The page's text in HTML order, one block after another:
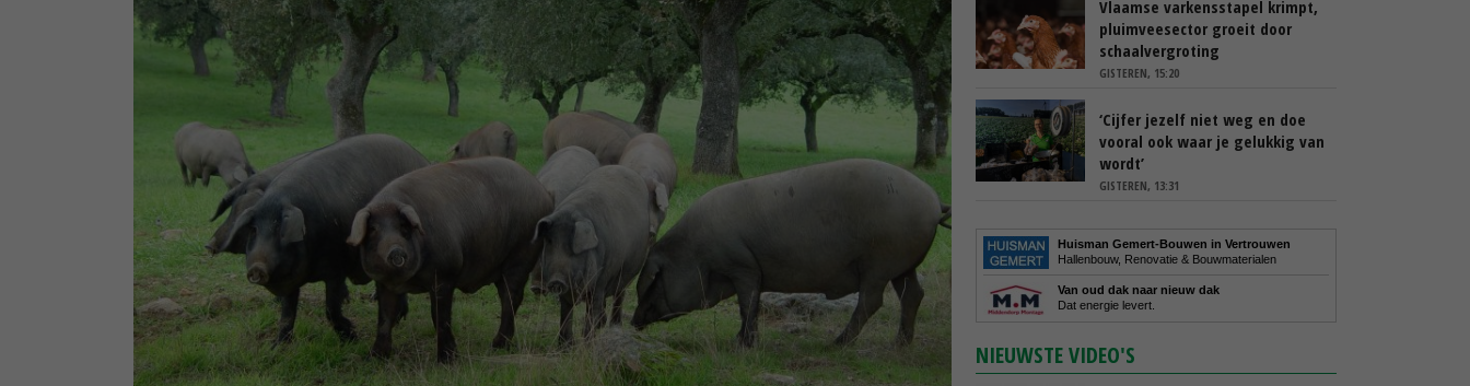
Vlaamse varkensstapel krimpt,
pluimveesector groeit door
schaalvergroting
GISTEREN, 15:20
‘Cijfer jezelf niet weg en doe
vooral ook waar je gelukkig van
wordt’
GISTEREN, 13:31
Huisman Gemert-Bouwen in Vertrouwen
Hallenbouw, Renovatie & Bouwmaterialen
Van oud dak naar nieuw dak
Dat energie levert.
NIEUWSTE VIDEO'S